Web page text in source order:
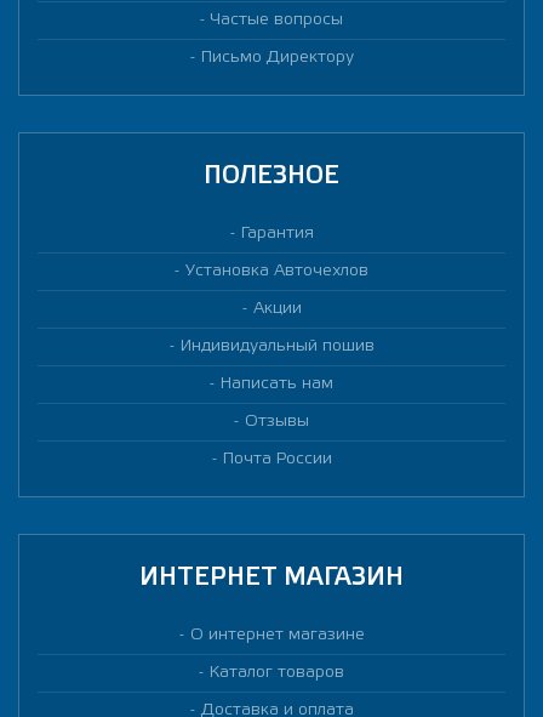
Частые вопросы
Письмо Директору
ПОЛЕЗНОЕ
Гарантия
Установка Авточехлов
Акции
Индивидуальный пошив
Написать нам
Отзывы
Почта России
ИНТЕРНЕТ МАГАЗИН
О интернет магазине
Каталог товаров
Доставка и оплата